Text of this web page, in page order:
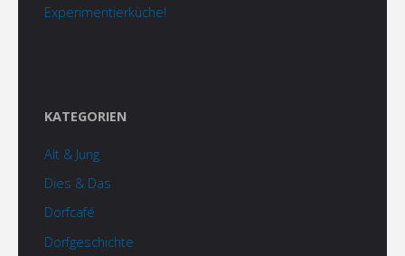
Experimentierküche!
KATEGORIEN
Alt & Jung
Dies & Das
Dorfcafé
Dorfgeschichte